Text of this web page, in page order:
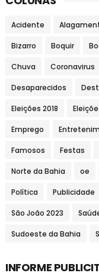
Acidente
Bizarro Boquir
Chuva Coronavirus
Desaparecidos
Eleições 2018
Emprego
Famosos Festas
Norte da Bahia oe
Política Publicidade
São João 2023
Sudoeste da Bahia
INFORME